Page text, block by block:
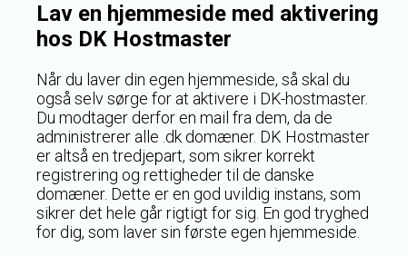
Lav en hjemmeside med aktivering
hos DK Hostmaster
Når du laver din egen hjemmeside, så skal du
også selv sørge for at aktivere i DK-hostmaster.
Du modtager derfor en mail fra dem, da de
administrerer alle .dk domæner. DK Hostmaster
er altså en tredjepart, som sikrer korrekt
registrering og rettigheder til de danske
domæner. Dette er en god uvildig instans, som
sikrer det hele går rigtigt for sig. En god tryghed
for dig, som laver sin første egen hjemmeside.